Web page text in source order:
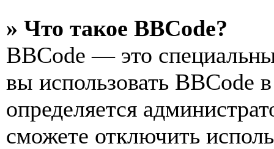
» Что такое BBCode?
BBCode — это
вы использовать BBCode
определяется
сможете отключить